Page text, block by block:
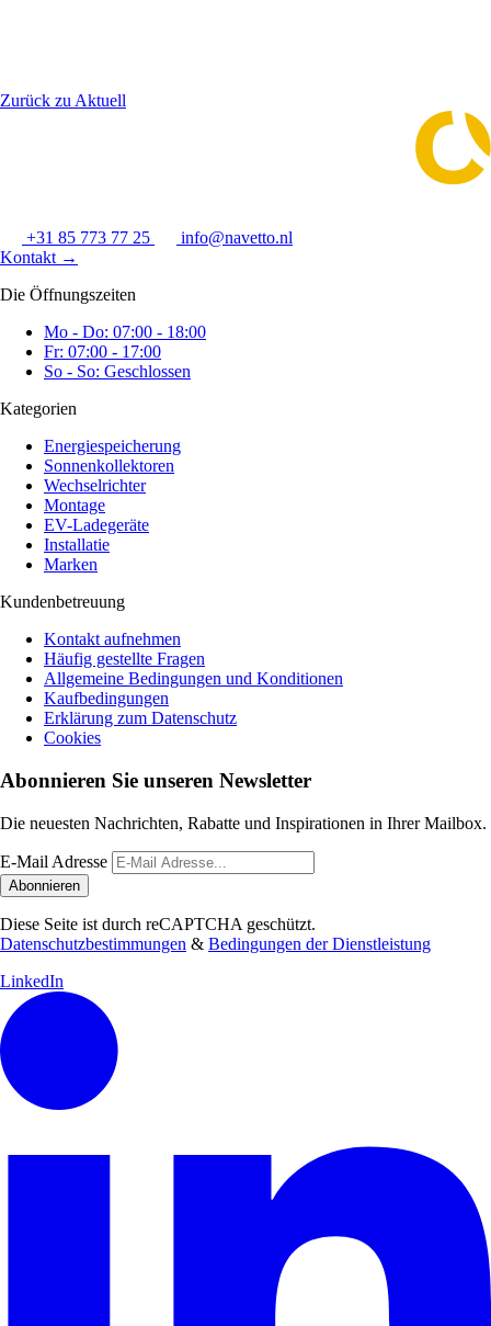
Zurück zu Aktuell
+31 85 773 77 25
info@navetto.nl
Kontakt →
Die Öffnungszeiten
Mo - Do: 07:00 - 18:00
Fr: 07:00 - 17:00
So - So: Geschlossen
Kategorien
Energiespeicherung
Sonnenkollektoren
Wechselrichter
Montage
EV-Ladegeräte
Installatie
Marken
Kundenbetreuung
Kontakt aufnehmen
Häufig gestellte Fragen
Allgemeine Bedingungen und Konditionen
Kaufbedingungen
Erklärung zum Datenschutz
Cookies
Abonnieren Sie unseren Newsletter
Die neuesten Nachrichten, Rabatte und Inspirationen in Ihrer Mailbox.
E-Mail Adresse
Abonnieren
Diese Seite ist durch reCAPTCHA geschützt.
Datenschutzbestimmungen & Bedingungen der Dienstleistung
LinkedIn